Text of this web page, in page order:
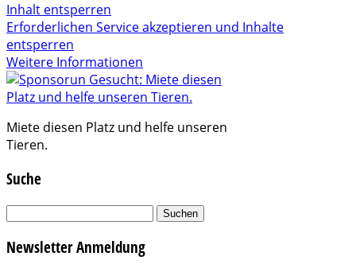
Inhalt entsperren
Erforderlichen Service akzeptieren und Inhalte
entsperren
Weitere Informationen
Miete diesen Platz und helfe unseren
Tieren.
Suche
Suchen
Newsletter Anmeldung